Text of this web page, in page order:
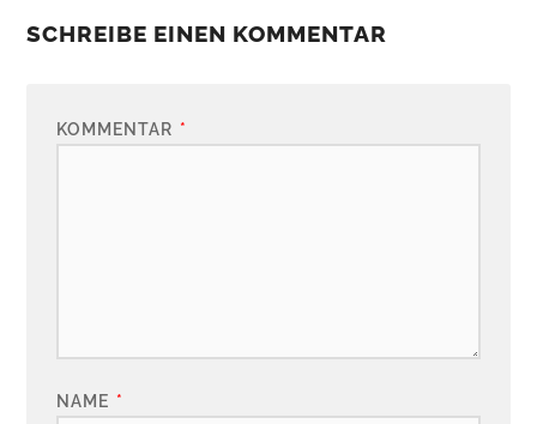
SCHREIBE EINEN KOMMENTAR
KOMMENTAR *
NAME *